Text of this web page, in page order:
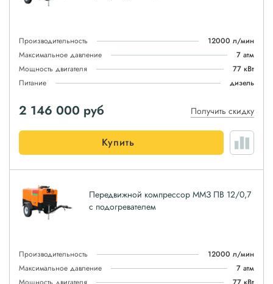
Производительность
12000 л/мин
Максимальное давление
7 атм
Мощность двигателя
77 кВт
Питание
дизель
2 146 000 руб Получить скидку
Купить
Передвижной компрессор ММЗ ПВ 12/0,7
с подогревателем
Производительность
12000 л/мин
Максимальное давление
7 атм